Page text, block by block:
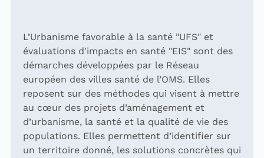
L’Urbanisme favorable à la santé "UFS" et
évaluations d'impacts en santé "EIS" sont des
démarches développées par le Réseau
européen des villes santé de l’OMS. Elles
reposent sur des méthodes qui visent à mettre
au cœur des projets d’aménagement et
d’urbanisme, la santé et la qualité de vie des
populations. Elles permettent d’identifier sur
un territoire donné, les solutions concrètes qui